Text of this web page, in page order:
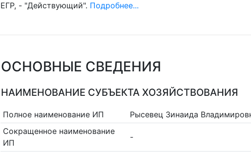
ЕГР, - "Действующий". Подробнее...
ОСНОВНЫЕ СВЕДЕНИЯ
НАИМЕНОВАНИЕ СУБЪЕКТА ХОЗЯЙСТВОВАНИЯ
Полное наименование ИП
Рысевец Зинаида
Сокращенное наименование
ИП
-